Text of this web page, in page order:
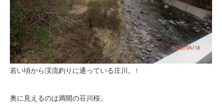
若い頃から渓流釣りに通っている庄川。↑
奥に見えるのは満開の荘川桜。